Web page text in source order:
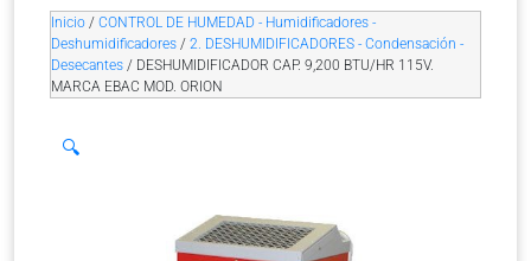
Inicio / CONTROL DE HUMEDAD - Humidificadores -
Deshumidificadores / 2. DESHUMIDIFICADORES - Condensación -
Desecantes / DESHUMIDIFICADOR CAP. 9,200 BTU/HR 115V.
MARCA EBAC MOD. ORION
🔍